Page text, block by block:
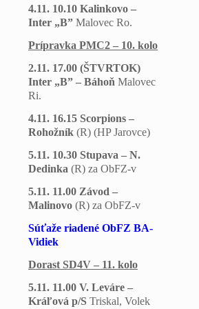
4.11. 10.10 Kalinkovo –
Inter „B” Malovec Ro.
Prípravka PMC2 – 10. kolo
2.11. 17.00 (ŠTVRTOK)
Inter „B” – Báhoň Malovec
Ri.
4.11. 16.15 Scorpions –
Rohožník (R) (HP Jarovce)
5.11. 10.30 Stupava – N.
Dedinka (R) za ObFZ-v
5.11. 11.00 Závod –
Malinovo (R) za ObFZ-v
Súťaže riadené ObFZ BA-
Vidiek
Dorast SD4V – 11. kolo
5.11. 11.00 V. Leváre –
Kráľová p/S Triskal, Volek